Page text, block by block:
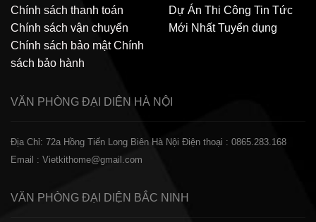
Chính sách thanh toán
Chính sách vận chuyển
Chính sách bảo mật Chính
sách bảo hành
Dự Án Thi Công Tin Tức
Mới Nhất Tuyển dụng
VĂN PHÒNG ĐẠI DIỆN HÀ NỘI
Địa Chỉ: 72a Hồng Tiến Long Biên Hà Nội Điện thoại : 0865.283.168
Email : Vietkithome@gmail.com
VĂN PHÒNG ĐẠI DIỆN BẮC NINH